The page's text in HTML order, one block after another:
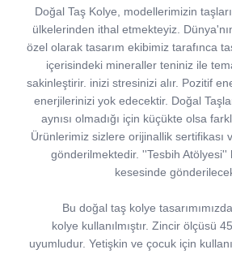
Doğal Taş Kolye, modellerimizin
ülkelerinden ithal etmekteyiz.
özel olarak tasarım ekibimiz tarafınca
içerisindeki mineraller teniniz ile
sakinleştirir. inizi stresinizi alır. Pozitif
enerjilerinizi yok edecektir. Doğal
aynısı olmadığı için küçükte olsa
Ürünlerimiz sizlere orijinallik sertifikası
gönderilmektedir. ''Tesbih Atölyesi''
kesesinde
Bu doğal taş kolye
kolye kullanılmıştır. Zincir ölçüsü
uyumludur. Yetişkin ve çocuk için